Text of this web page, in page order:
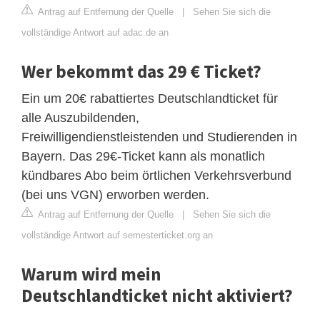
Antrag auf Entfernung der Quelle | Sehen Sie sich die
vollständige Antwort auf adac.de an
Wer bekommt das 29 € Ticket?
Ein um 20€ rabattiertes Deutschlandticket für
alle Auszubildenden,
Freiwilligendienstleistenden und Studierenden in
Bayern. Das 29€-Ticket kann als monatlich
kündbares Abo beim örtlichen Verkehrsverbund
(bei uns VGN) erworben werden.
Antrag auf Entfernung der Quelle | Sehen Sie sich die
vollständige Antwort auf semesterticket.org an
Warum wird mein
Deutschlandticket nicht aktiviert?